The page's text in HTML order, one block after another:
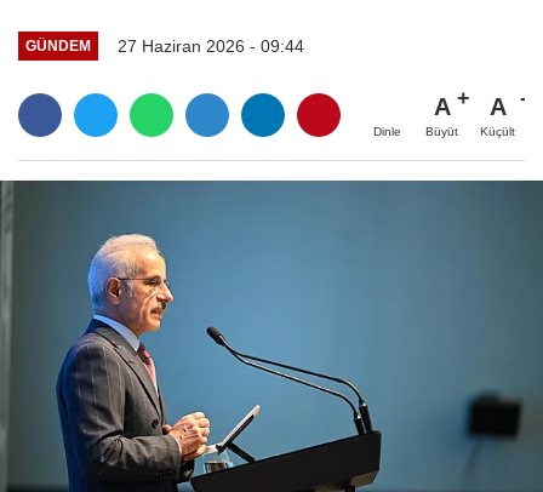
GÜNDEM 27 Haziran 2026 - 09:44
Dinle
A
Büyüt
A
Küçült